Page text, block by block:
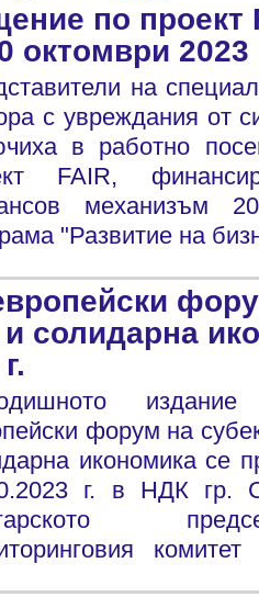
по проект
октомври 2023
на
с увреждания от
в работно
FAIR,
механизъм
"Развитие на
солидарна
форум на
икономика се
г. в НДК гр.